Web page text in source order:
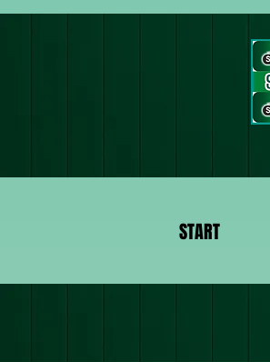
START